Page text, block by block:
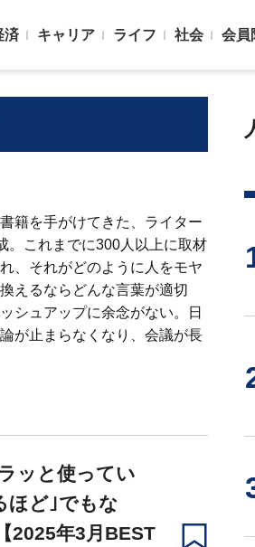
済 キャリア ライフ 社会 会員
籍を手がけてきた、ライター
。これまでに300人以上に取材
、それがどのように人をモヤ
えるならどんな言葉が適切
シュアップに余念がない。日
が止まらなくなり、会議が長
ッと使ってい
ほど｣でもな
2025年3月BEST